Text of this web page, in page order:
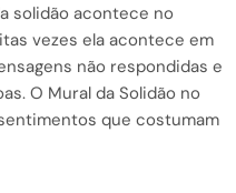
solidão acontece no
vezes ela acontece em
não respondidas e
O Mural da Solidão no
que costumam